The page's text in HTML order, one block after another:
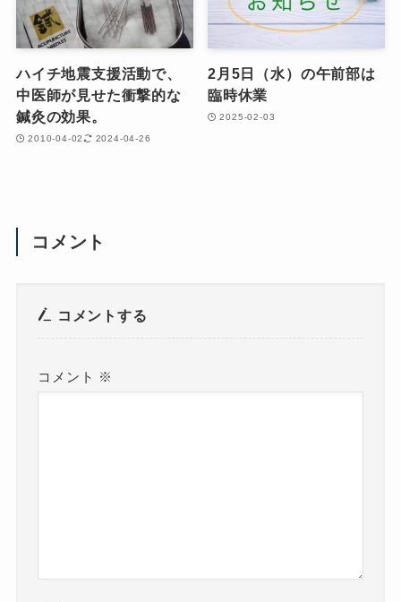
ハイチ地震支援活動で、
中医師が見せた衝撃的な
鍼灸の効果。
2010-04-02 2024-04-26
2月5日（水）の午前部は
臨時休業
2025-02-03
コメント
コメントする
コメント ※